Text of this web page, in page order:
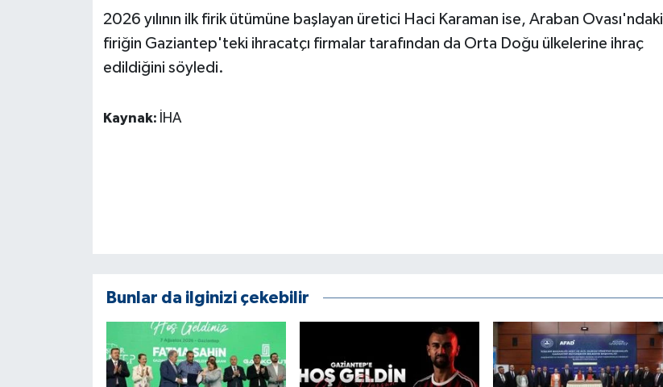
2026 yılının ilk firik ütümüne başlayan üretici Haci Karaman ise, Araban Ovası'ndaki
firiğin Gaziantep'teki ihracatçı firmalar tarafından da Orta Doğu ülkelerine ihraç
edildiğini söyledi.
Kaynak: İHA
Bunlar da ilginizi çekebilir
ÜLKE GÜNDEMİ